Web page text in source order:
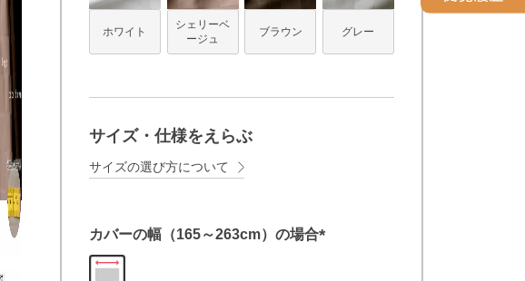
ホワイト
シェリーベ
ージュ
ブラウン グレー
サイズ・仕様をえらぶ
サイズの選び方について
カバーの幅（165～263cm）の場合